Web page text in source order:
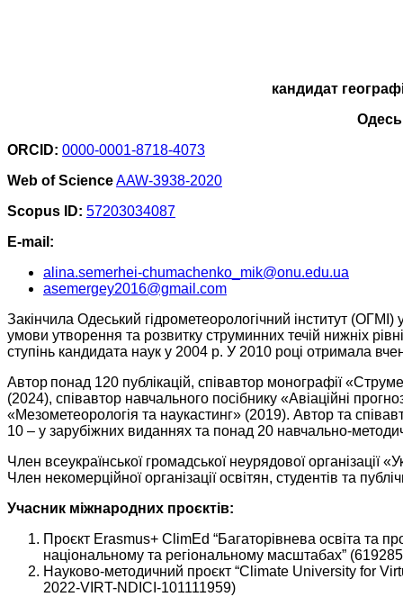
кандидат
ORCID: 0000-0001-8718-4073
Web of ScienceAAW-3938-2020
Scopus ID: 57203034087
E-mail:
alina.semerhei-chumachenko_mik@onu.edu.ua
asemergey2016@gmail.com
Закінчила Одеський гідрометеорологічний інститут
умови утворення та розвитку струминних течій нижніх
ступінь кандидата наук у 2004 р. У 2010 році отримала
Автор понад 120 публікацій, співавтор монографії
(2024), співавтор навчального посібнику «Авіаційні
«Мезометеорологія та наукастинг» (2019). Автор та
10 – у зарубіжних виданнях та понад 20 навчально-
Член всеукраїнської громадської неурядової організації
Член некомерційної організації освітян, студентів та
Учасник міжнародних проєктів:
Проєкт Erasmus+ ClimEd “Багаторівнева освіта та
національному та регіональному масштабах”
Науково-методичний проєкт “Climate University for
2022-VIRT-NDICI-101111959)